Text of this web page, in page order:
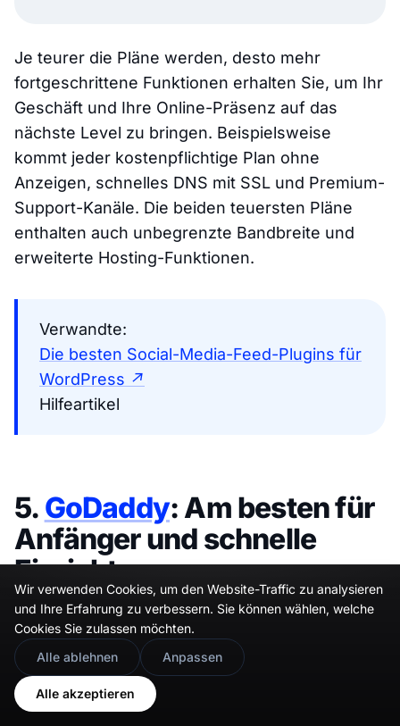
Je teurer die Pläne werden, desto mehr
fortgeschrittene Funktionen erhalten Sie, um Ihr
Geschäft und Ihre Online-Präsenz auf das
nächste Level zu bringen. Beispielsweise
kommt jeder kostenpflichtige Plan ohne
Anzeigen, schnelles DNS mit SSL und Premium-
Support-Kanäle. Die beiden teuersten Pläne
enthalten auch unbegrenzte Bandbreite und
erweiterte Hosting-Funktionen.
Verwandte:
Die besten Social-Media-Feed-Plugins für
WordPress ↗
Hilfeartikel
5. GoDaddy: Am besten für
Anfänger und schnelle
Einrichtung
Wir verwenden Cookies, um den Website-Traffic zu analysieren
und Ihre Erfahrung zu verbessern. Sie können wählen, welche
Cookies Sie zulassen möchten.
Alle ablehnen
Anpassen
Alle akzeptieren
🇬🇧 Would you prefer this site in English?
View in English